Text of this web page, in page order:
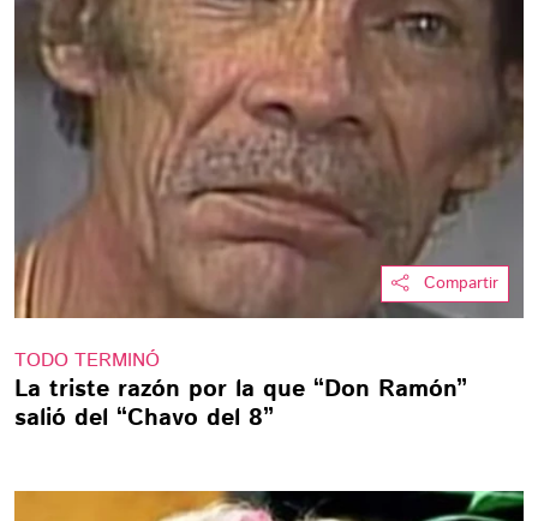
Compartir
TODO TERMINÓ
La triste razón por la que “Don Ramón”
salió del “Chavo del 8”